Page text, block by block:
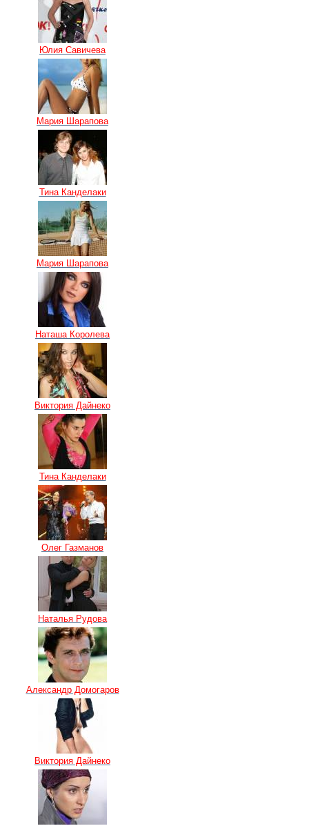
Юлия Савичева
Мария Шарапова
Тина Канделаки
Мария Шарапова
Наташа Королева
Виктория Дайнеко
Тина Канделаки
Олег Газманов
Наталья Рудова
Александр Домогаров
Виктория Дайнеко